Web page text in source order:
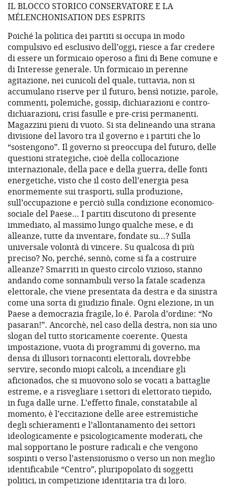
IL BLOCCO STORICO CONSERVATORE E LA
MÉLENCHONISATION DES ESPRITS
Poiché la politica dei partiti si occupa in modo
compulsivo ed esclusivo dell’oggi, riesce a far credere
di essere un formicaio operoso a fini di Bene comune e
di Interesse generale. Un formicaio in perenne
agitazione, nei cunicoli del quale, tuttavia, non si
accumulano riserve per il futuro, bensì notizie, parole,
commenti, polemiche, gossip, dichiarazioni e contro-
dichiarazioni, crisi fasulle e pre-crisi permanenti.
Magazzini pieni di vuoto. Si sta delineando una strana
divisione del lavoro tra il governo e i partiti che lo
“sostengono”. Il governo si preoccupa del futuro, delle
questioni strategiche, cioè della collocazione
internazionale, della pace e della guerra, delle fonti
energetiche, visto che il costo dell’energia pesa
enormemente sui trasporti, sulla produzione,
sull’occupazione e perciò sulla condizione economico-
sociale del Paese… I partiti discutono di presente
immediato, al massimo lungo qualche mese, e di
alleanze, tutte da inventare, fondate su…? Sulla
universale volontà di vincere. Su qualcosa di più
preciso? No, perché, sennò, come si fa a costruire
alleanze? Smarriti in questo circolo vizioso, stanno
andando come sonnambuli verso la fatale scadenza
elettorale, che viene presentata da destra e da sinistra
come una sorta di giudizio finale. Ogni elezione, in un
Paese a democrazia fragile, lo é. Parola d’ordine: “No
pasaran!”. Ancorchè, nel caso della destra, non sia uno
slogan del tutto storicamente coerente. Questa
impostazione, vuota di programmi di governo, ma
densa di illusori tornaconti elettorali, dovrebbe
servire, secondo miopi calcoli, a incendiare gli
aficionados, che si muovono solo se vocati a battaglie
estreme, e a risvegliare i settori di elettorato tiepido,
in fuga dalle urne. L’effetto finale, constatabile al
momento, è l’eccitazione delle aree estremistiche
degli schieramenti e l’allontanamento dei settori
ideologicamente e psicologicamente moderati, che
mal sopportano le posture radicali e che vengono
sospinti o verso l’astensionismo o verso un non meglio
identificabile “Centro”, pluripopolato di soggetti
politici, in competizione identitaria tra di loro.